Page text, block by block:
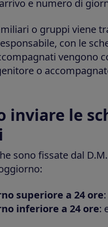
e numero di
o gruppi viene
con le
vengono
o
inviare le
sono fissate dal
superiore a 24 ore
inferiore a 24 ore: